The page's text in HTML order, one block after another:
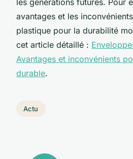
avantages et les
plastique pour la durabilité
cet article détaillé :
Avantages et inconvénients
durable.
Actu